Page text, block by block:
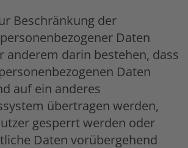
Beschränkung der
Daten
anderem darin bestehen, dass
Daten
auf ein anderes
übertragen werden,
gesperrt werden oder
Daten vorübergehend